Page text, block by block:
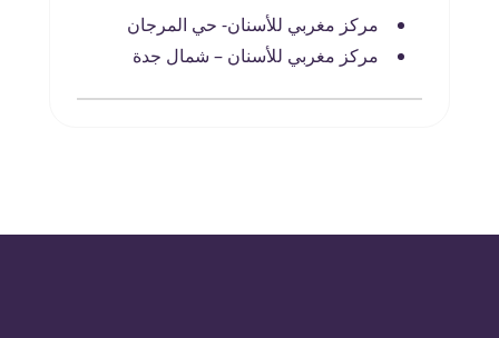
مركز مغربي للأسنان- حي المرجان
مركز مغربي للأسنان – شمال جدة